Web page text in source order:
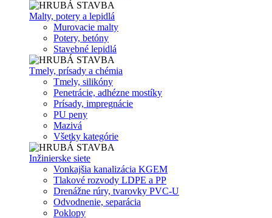
Malty, potery a lepidlá
Murovacie malty
Potery, betóny
Stavebné lepidlá
Tmely, prísady a chémia
Tmely, silikóny
Penetrácie, adhézne mostíky
Prísady, impregnácie
PU peny
Mazivá
Všetky kategórie
Inžinierske siete
Vonkajšia kanalizácia KGEM
Tlakové rozvody LDPE a PP
Drenážne rúry, tvarovky PVC-U
Odvodnenie, separácia
Poklopy